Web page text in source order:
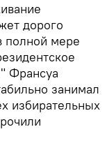
дорого
полной мере
Франсуа
занимал
избирательных